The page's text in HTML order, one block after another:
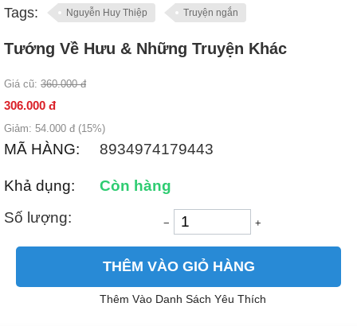
Tags: Nguyễn Huy Thiệp Truyện ngắn
Tướng Về Hưu & Những Truyện Khác
Giá cũ: 360.000 đ
306.000 đ
Giảm: 54.000 đ (15%)
MÃ HÀNG: 8934974179443
Khả dụng:
Còn hàng
Số lượng:
− +
THÊM VÀO GIỎ HÀNG
Thêm Vào Danh Sách Yêu Thích